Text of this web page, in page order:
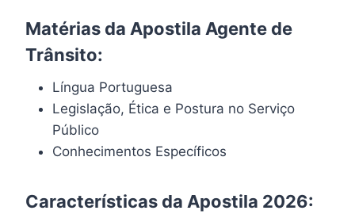
Matérias da Apostila Agente de
Trânsito:
Língua Portuguesa
Legislação, Ética e Postura no Serviço
Público
Conhecimentos Específicos
Características da Apostila 2026: